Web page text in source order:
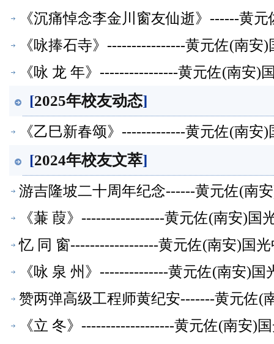
《沉痛悼念李金川窗友仙逝》------黄
《咏捧石寺》----------------黄元佐(南
《咏 龙 年》----------------黄元佐(南安)
[2025年校友动态]
《乙巳新春颂》-------------黄元佐(南
[2024年校友文萃]
游吉隆坡二十周年纪念------黄元佐(南
《蒹 葭》-----------------黄元佐(南安)国
忆 同 窗------------------黄元佐(南安)国
《咏 泉 州》--------------黄元佐(南安)
赞两弹高级工程师黄纪安-------黄元佐(
《立 冬》-------------------黄元佐(南安)